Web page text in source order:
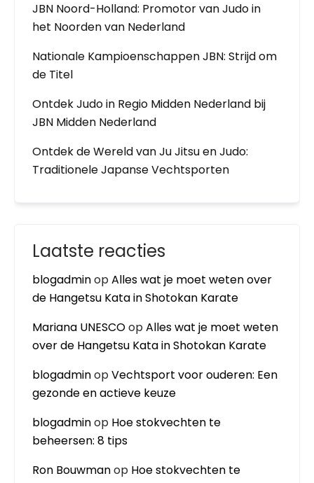
JBN Noord-Holland: Promotor van Judo in
het Noorden van Nederland
Nationale Kampioenschappen JBN: Strijd om
de Titel
Ontdek Judo in Regio Midden Nederland bij
JBN Midden Nederland
Ontdek de Wereld van Ju Jitsu en Judo:
Traditionele Japanse Vechtsporten
Laatste reacties
blogadminopAlles wat je moet weten over
de Hangetsu Kata in Shotokan Karate
Mariana UNESCOopAlles wat je moet weten
over de Hangetsu Kata in Shotokan Karate
blogadminopVechtsport voor ouderen: Een
gezonde en actieve keuze
blogadminop Hoe stokvechten te
beheersen: 8 tips
Ron Bouwmanop Hoe stokvechten te